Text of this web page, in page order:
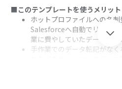
■このテンプレートを使うメリット
ホットプロファイルへの名
Salesforceへ自動でリード
業に費やしていたデータ入
手作業でのデータ転記がな